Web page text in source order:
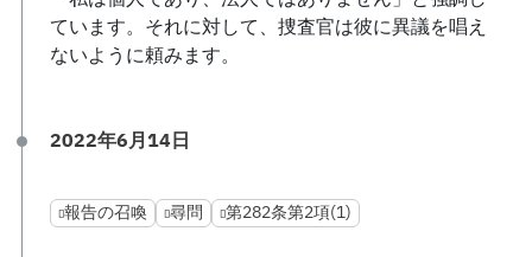
ています。それに対して、捜査官は彼に異議を唱え
ないように頼みます。
2022年6月14日
報告の召喚 尋問 第282条第2項(1)